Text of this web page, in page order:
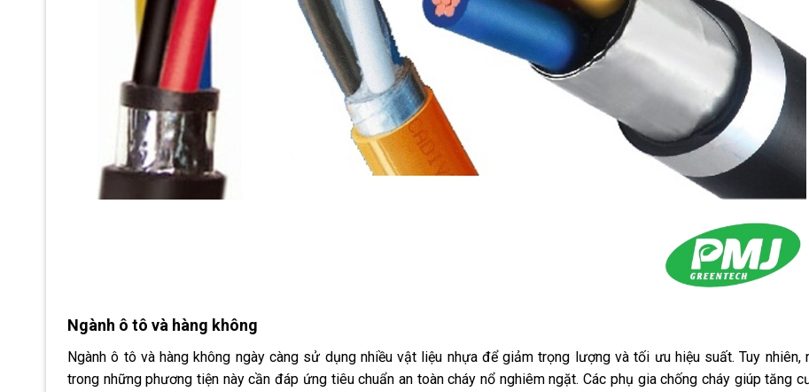
Ngành ô tô và hàng không
Ngành ô tô và hàng không ngày càng sử dụng nhiều vật liệu nhựa để giảm trọng lượng và tối ưu hiệu suất. Tuy nhiên,
trong những phương tiện này cần đáp ứng tiêu chuẩn an toàn cháy nổ nghiêm ngặt. Các phụ gia chống cháy giúp tăng